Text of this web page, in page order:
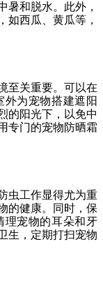
暑和脱水。此外，
如西瓜、黄瓜等，
至关重要。可以在
为宠物搭建遮阳
的阳光下，以免中
专门的宠物防晒霜
虫工作显得尤为重
的健康。同时，保
理宠物的耳朵和牙
生，定期打扫宠物